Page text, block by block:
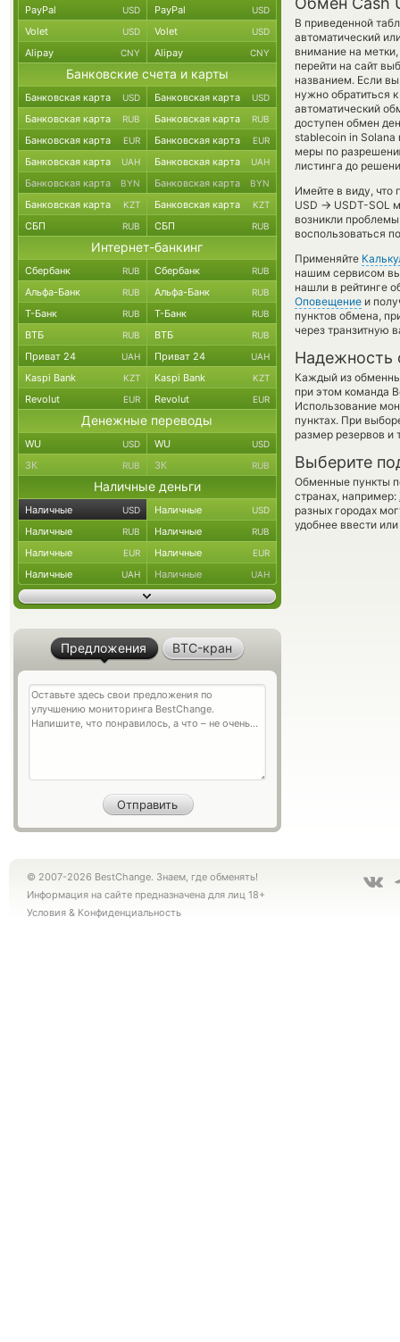
В приведенной
автоматический
внимание на
перейти на сайт
названием. Если
нужно обратиться
автоматический
доступен обмен
stablecoin in Solana
меры по
листинга до
Имейте в виду, что
USD → USDT-SOL
возникли
воспользоваться
Применяйте
нашим сервисом
нашли в рейтинге
Оповещение и
пунктов обмена,
через транзитную
Надежность
Каждый из
при этом команда
Использование
пунктах. При
размер резервов и
Выберите
Обменные пункты
странах, например:
разных городах
удобнее ввести
PayPal USD PayPal USD
Volet USD Volet USD
Alipay CNY Alipay CNY
Банковские счета и карты
Банковская карта USD Банковская карта USD
Банковская карта RUB Банковская карта RUB
Банковская карта EUR Банковская карта EUR
Банковская карта UAH Банковская карта UAH
Банковская карта BYN Банковская карта BYN
Банковская карта KZT Банковская карта KZT
СБП RUB СБП RUB
Интернет-банкинг
Сбербанк RUB Сбербанк RUB
Альфа-Банк RUB Альфа-Банк RUB
Т-Банк RUB Т-Банк RUB
ВТБ RUB ВТБ RUB
Приват 24 UAH Приват 24 UAH
Kaspi Bank KZT Kaspi Bank KZT
Revolut EUR Revolut EUR
Денежные переводы
WU USD WU USD
ЗК RUB ЗК RUB
Наличные деньги
Наличные USD Наличные USD
Наличные RUB Наличные RUB
Наличные EUR Наличные EUR
Наличные UAH Наличные UAH
Предложения BTC-кран
© 2007-2026 BestChange. Знаем, где обменять!
Информация на сайте предназначена для лиц 18+
Условия & Конфиденциальность